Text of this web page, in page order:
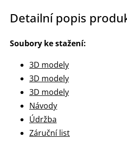
Detailní popis
Soubory ke stažení:
3D modely
3D modely
3D modely
Návody
Údržba
Záruční list